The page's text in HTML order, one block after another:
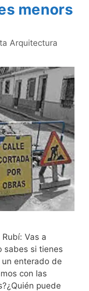
menors
Arquitectura
Vas a
sabes si tienes
enterado de
con las
puede